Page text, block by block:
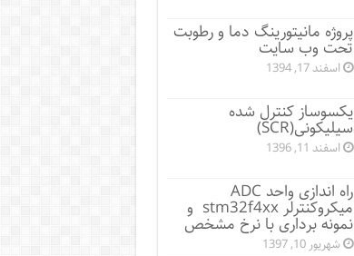
پروژه مانيتورينگ دما و رطوبت
تحت وب سایت
اسفند 17, 1394
یکسوساز کنترل شده
سیلیکونی(SCR)
اسفند 11, 1396
راه اندازی واحد ADC
میکروکنترلر stm32f4xx و
نمونه برداری با نرخ مشخص
شهریور 10, 1397